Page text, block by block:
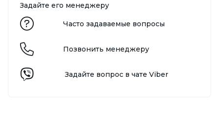
Задайте его менеджеру
Часто задаваемые вопросы
Позвонить менеджеру
Задайте вопрос в чате Viber